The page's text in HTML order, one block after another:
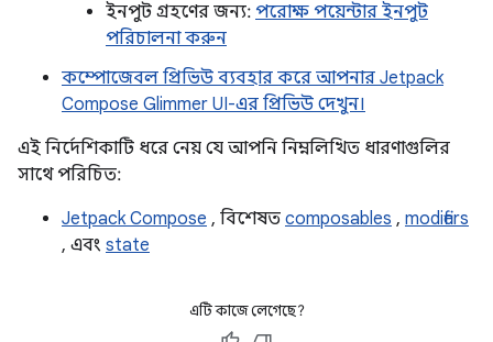
ইনপুট গ্রহণের জন্য: পরোক্ষ পয়েন্টার ইনপুট
পরিচালনা করুন
কম্পোজেবল প্রিভিউ ব্যবহার করে আপনার Jetpack
Compose Glimmer UI-এর প্রিভিউ দেখুন।
এই নির্দেশিকাটি ধরে নেয় যে আপনি নিম্নলিখিত ধারণাগুলির
সাথে পরিচিত:
Jetpack Compose , বিশেষত composables , modifiers
, এবং state
এটি কাজে লেগেছে?